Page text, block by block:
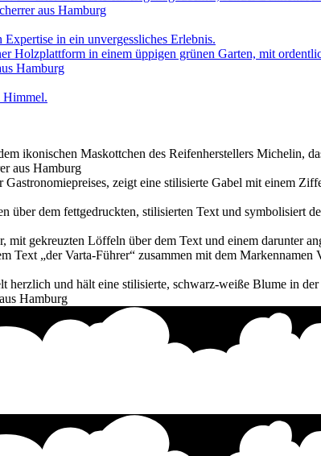
in ein unvergessliches Erlebnis.
Himmel.